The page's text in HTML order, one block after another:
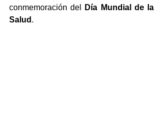
conmemoración del
Día Mundial de la
Salud .